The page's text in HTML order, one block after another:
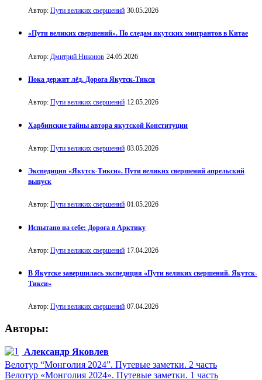
Автор: Пути великих свершений 30.05.2026
«Пути великих свершений». По следам якутских эмигрантов в Китае
Автор: Дмитрий Никонов 24.05.2026
Пока держит лёд. Дорога Якутск-Тикси
Автор: Пути великих свершений 12.05.2026
Харбинские тайны автора якутской Конституции
Автор: Пути великих свершений 03.05.2026
Экспедиция «Якутск-Тикси». Пути великих свершений апрельский
выпуск
Автор: Пути великих свершений 01.05.2026
Испытано на себе: Дорога в Арктику
Автор: Пути великих свершений 17.04.2026
В Якутске завершилась экспедиция «Пути великих свершений. Якутск-
Тикси»
Автор: Пути великих свершений 07.04.2026
Авторы:
Александр Яковлев
Велотур “Монголия 2024”. Путевые заметки. 2 часть
Велотур «Монголия 2024». Путевые заметки. 1 часть